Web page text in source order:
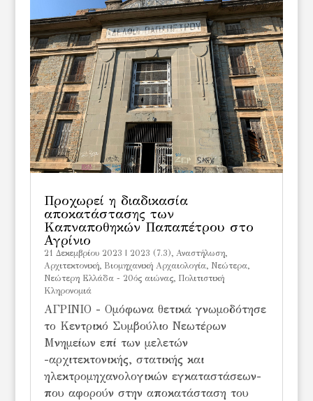
Προχωρεί η διαδικασία
αποκατάστασης των
Καπναποθηκών Παπαπέτρου στο
Αγρίνιο
21 Δεκεμβρίου 2023 2023 (7.3), Αναστήλωση,
Αρχιτεκτονική, Βιομηχανική Αρχαιολογία, Νεώτερα,
Νεώτερη Ελλάδα - 20ός αιώνας, Πολιτιστική
Κληρονομιά
ΑΓΡΙΝΙΟ - Ομόφωνα θετικά γνωμοδότησε
το Κεντρικό Συμβούλιο Νεωτέρων
Μνημείων επί των μελετών
-αρχιτεκτονικής, στατικής και
ηλεκτρομηχανολογικών εγκαταστάσεων-
που αφορούν στην αποκατάσταση του